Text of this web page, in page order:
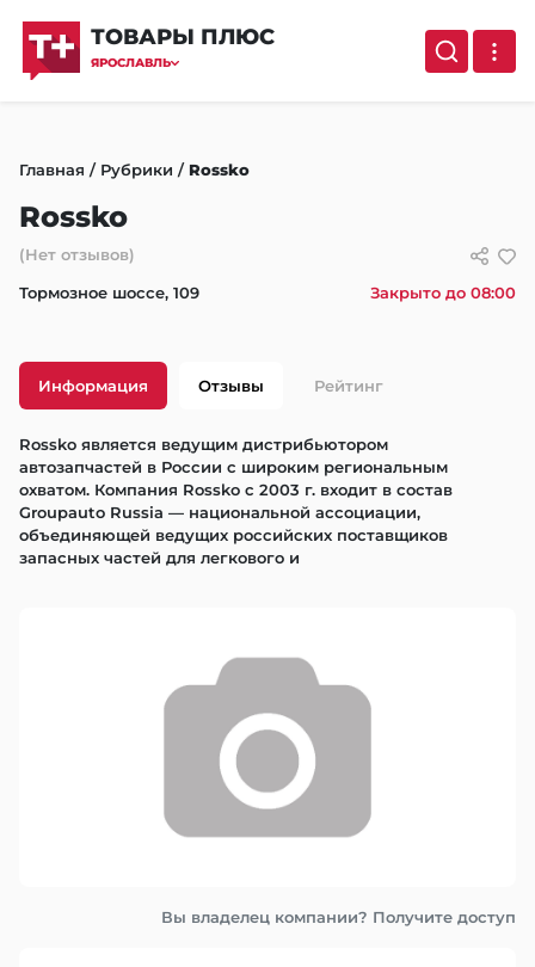
ТОВАРЫ ПЛЮС
ЯРОСЛАВЛЬ
Главная / Рубрики / Rossko
Rossko
(Нет отзывов)
Тормозное шоссе, 109
Закрыто до 08:00
Информация Отзывы Рейтинг
Rossko является ведущим дистрибьютором
автозапчастей в России с широким региональным
охватом. Компания Rossko с 2003 г. входит в состав
Groupauto Russia — национальной ассоциации,
объединяющей ведущих российских поставщиков
запасных частей для легкового и
Вы владелец компании? Получите доступ